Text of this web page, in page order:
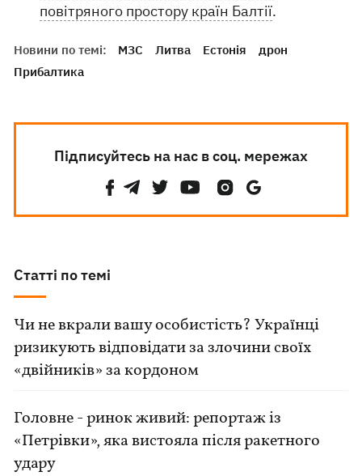
повітряного простору країн Балтії.
Новини по темі: МЗС Литва Естонія
дрон
Прибалтика
Підписуйтесь на нас в соц. мережах
Статті по темі
Чи не вкрали вашу особистість? Українці
ризикують відповідати за злочини своїх
«двійників» за кордоном
Головне - ринок живий: репортаж із
«Петрівки», яка вистояла після ракетного
удару